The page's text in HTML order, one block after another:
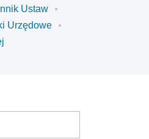
Ustaw
Urzędowe